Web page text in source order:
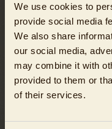
We use cookies to
provide social media
We also share
our social media,
may combine it with
provided to them or
of their services.
Die Tour findet
deutscher Sprache